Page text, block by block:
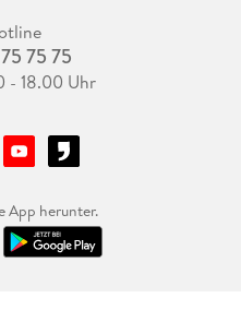
75 75
- 18.00 Uhr
App herunter.